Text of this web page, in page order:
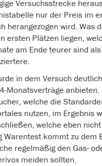
Versuchsstrecke
nur der Preis im
herangezogen wird. Was
ersten Plätzen liegen,
am Ende teurer sind
in dem Versuch
Monatsverträge anbieten.
welche die
nutzen, im Ergebnis
welche eben
Warentest kommt zu dem
regelmäßig den Gas-
meiden sollten.